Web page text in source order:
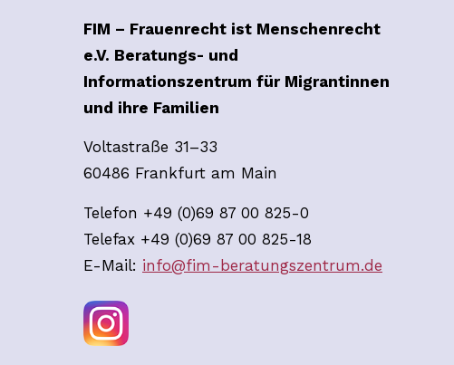
FIM – Frauenrecht ist Menschenrecht
e.V. Beratungs- und
Informationszentrum für Migrantinnen
und ihre Familien
Voltastraße 31–33
60486 Frankfurt am Main
Telefon +49 (0)69 87 00 825-0
Telefax +49 (0)69 87 00 825-18
E-Mail: info@fim-beratungszentrum.de